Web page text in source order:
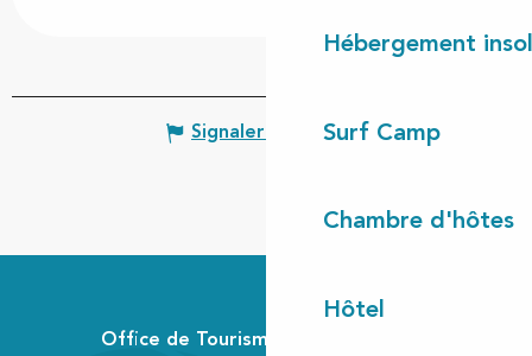
Hébergement
Surf Camp
Chambre d'hôtes
Hôtel
Signaler une erreur
Office de Tourisme Communautaire